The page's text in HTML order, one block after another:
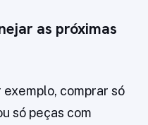
as próximas
exemplo, comprar só
só peças com